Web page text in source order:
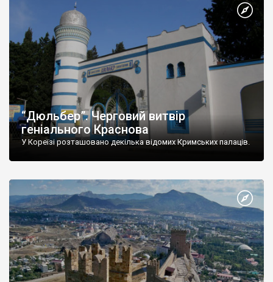
“Дюльбер”. Черговий витвір
геніального Краснова
У Кореїзі розташовано декілька відомих Кримських палаців.